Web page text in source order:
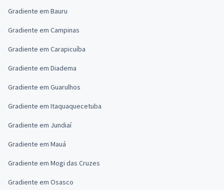
Gradiente em Bauru
Gradiente em Campinas
Gradiente em Carapicuíba
Gradiente em Diadema
Gradiente em Guarulhos
Gradiente em Itaquaquecetuba
Gradiente em Jundiaí
Gradiente em Mauá
Gradiente em Mogi das Cruzes
Gradiente em Osasco